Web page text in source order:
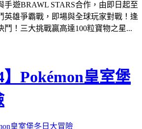
手遊BRAWL STARS合作，由即日起至
英雄爭霸戰，即場與全球玩家對戰！逢
鬥！三大挑戰贏高達100粒寶物之星...
】Pokémon皇室堡